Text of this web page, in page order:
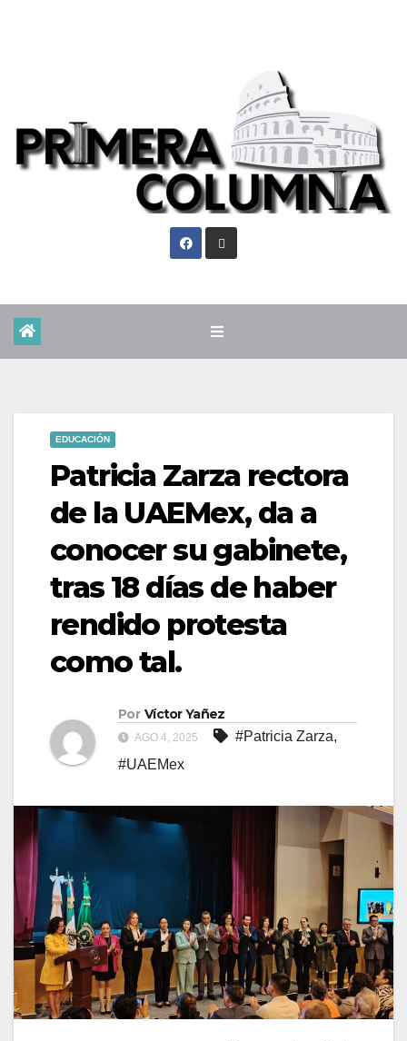
EDUCACIÓN
Patricia Zarza rectora
de la UAEMex, da a
conocer su gabinete,
tras 18 días de haber
rendido protesta
como tal.
Por Víctor Yañez
AGO 4, 2025 #Patricia Zarza,
#UAEMex